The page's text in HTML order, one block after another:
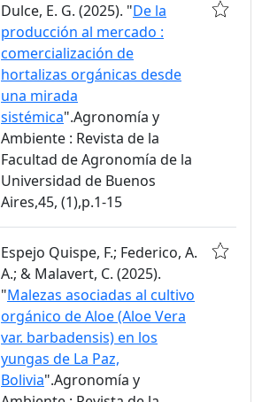
Dulce, E. G. (2025). "De la
producción al mercado :
comercialización de
hortalizas orgánicas desde
una mirada
sistémica".Agronomía y
Ambiente : Revista de la
Facultad de Agronomía de la
Universidad de Buenos
Aires,45, (1),p.1-15
Espejo Quispe, F.; Federico, A.
A.; & Malavert, C. (2025).
"Malezas asociadas al cultivo
orgánico de Aloe (Aloe Vera
var. barbadensis) en los
yungas de La Paz,
Bolivia".Agronomía y